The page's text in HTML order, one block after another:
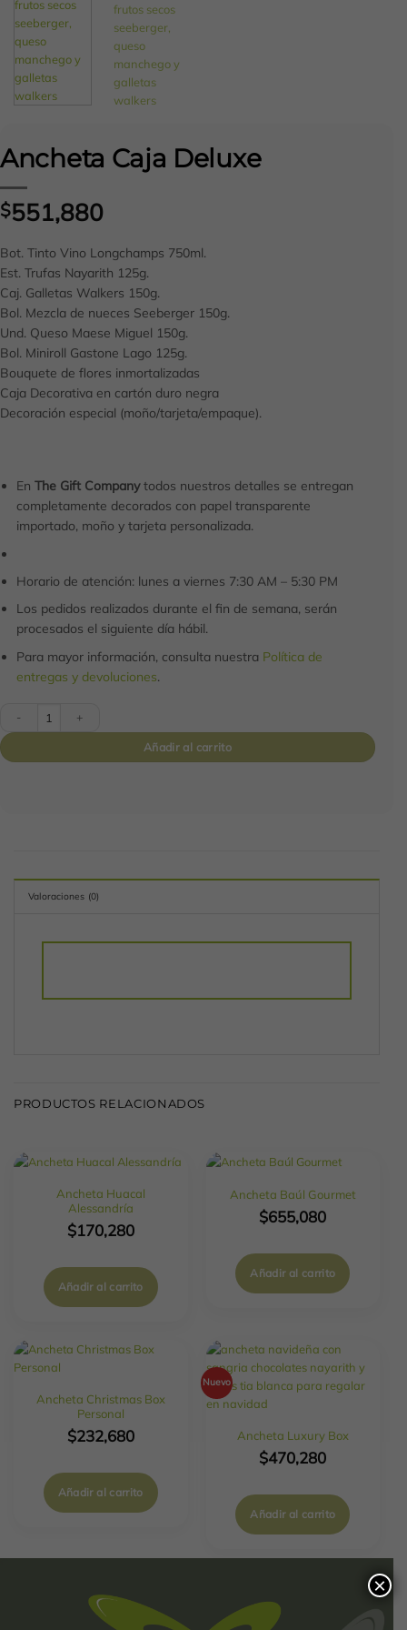
Ancheta Caja Deluxe
$551,880
Bot. Tinto Vino Longchamps 750ml.
Est. Trufas Nayarith 125g.
Caj. Galletas Walkers 150g.
Bol. Mezcla de nueces Seeberger 150g.
Und. Queso Maese Miguel 150g.
Bol. Miniroll Gastone Lago 125g.
Bouquete de flores inmortalizadas
Caja Decorativa en cartón duro negra
Decoración especial (moño/tarjeta/empaque).
En The Gift Companytodos nuestros detalles se entregan
completamente decorados con papel transparente
importado, moño y tarjeta personalizada.
Horario de atención: lunes a viernes 7:30 AM – 5:30 PM
Los pedidos realizados durante el fin de semana, serán
procesados el siguiente día hábil.
Para mayor información, consulta nuestra Política de
entregas y devoluciones.
Añadir al carrito
Valoraciones (0)
PRODUCTOS RELACIONADOS
Ancheta Huacal
Alessandría
$170,280
Añadir al carrito
Ancheta Baúl Gourmet
$655,080
Añadir al carrito
Ancheta Christmas Box
Personal
$232,680
Añadir al carrito
Nuevo
Ancheta Luxury Box
$470,280
Añadir al carrito
×